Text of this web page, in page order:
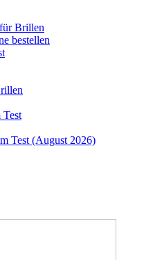
Brillen
bestellen
Test (August 2026)